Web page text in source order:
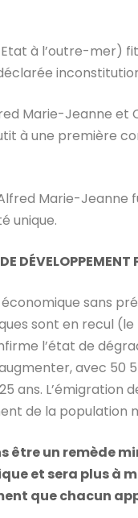
à l’outre-mer)
Marie-Jeanne et
à une première
Marie-Jeanne
unique.
DÉVELOPPEMENT
sans
sont en recul (le
l’état de
avec 50
ans. L’émigration
de la population
être un remède
et sera plus à
que chacun